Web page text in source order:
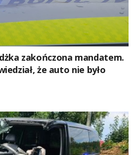
zakończona mandatem.
że auto nie było